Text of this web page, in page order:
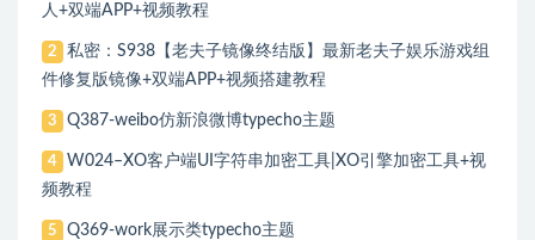
人+双端APP+视频教程
2
私密：S938【老夫子镜像终结版】最新老夫子娱乐游戏组
件修复版镜像+双端APP+视频搭建教程
3 Q387-weibo仿新浪微博typecho主题
4
W024–XO客户端UI字符串加密工具|XO引擎加密工具+视
频教程
5 Q369-work展示类typecho主题